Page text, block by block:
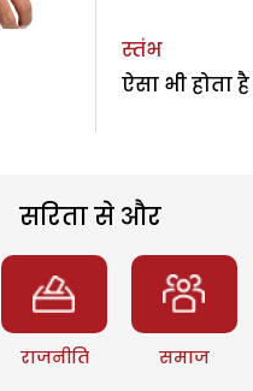
स्तंभ
ऐसा भी होता है
सरिता से और
राजनीति समाज